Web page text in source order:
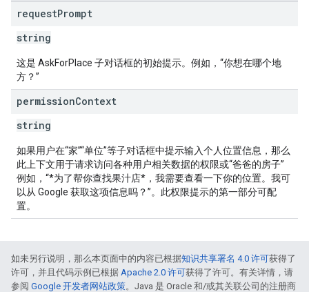
requestPrompt
string
这是 AskForPlace 子对话框的初始提示。例如，“你想在哪个地
方？”
permissionContext
string
如果用户在“家”“单位”等子对话框中提示输入个人位置信息，那么
此上下文用于请求访问各种用户相关数据的权限或“爸爸的房子”
例如，“*为了帮你查找果汁店*，我需要查看一下你的位置。我可
以从 Google 获取这项信息吗？”。此权限提示的第一部分可配
置。
如未另行说明，那么本页面中的内容已根据知识共享署名 4.0 许可获得了
许可，并且代码示例已根据 Apache 2.0 许可获得了许可。有关详情，请
参阅 Google 开发者网站政策。Java 是 Oracle 和/或其关联公司的注册商